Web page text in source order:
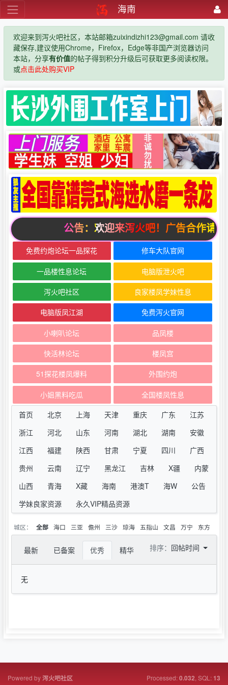
海南
欢迎来到泻火吧社区，本站邮箱zuixindizhi123@gmail.com 请收
藏保存,建议使用Chrome，Firefox，Edge等非国产浏览器访问
本站，分享有价值的帖子得到积分升级后可获取更多阅读权限。
或点击此处购买VIP
公告：欢迎来泻火吧！广告合作请
免费约炮论坛一品探花 修车大队官网
一品楼性息论坛 电脑版泄火吧
泻火吧社区 良家楼凤学妹性息
电脑版凤江湖 免费泻火官网
小喇叭论坛 品凤楼
快活林论坛 楼凤宫
51探花楼凤爆料 外围约炮
小姐黑料吃瓜
全国楼凤性息
首页
北京 上海 天津 重庆 广东
江苏
浙江
河北 山东 河南 湖北 湖南
安徽
江西
福建 陕西 甘肃 宁夏 四川
广西
贵州
云南 辽宁 黑龙江 吉林 X疆
内蒙
山西
青海 X藏 海南 港澳T 海W
公告
学妹良家资源
永久VIP精品资源
城区： 全部 海口 三亚 儋州 三沙 琼海 五指山 文昌 万宁 东方
最新 已备案 优秀 精华 排序： 回帖时间
无
Powered by泻火吧社区 Processed:0.032, SQL: 13